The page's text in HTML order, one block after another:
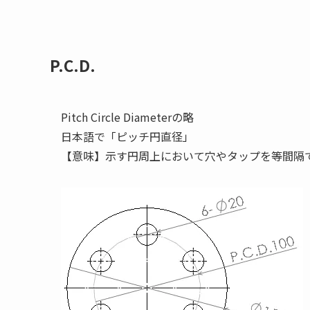
P.C.D.
Pitch Circle Diameterの略
日本語で「ピッチ円直径」
【意味】示す円周上において穴やタップを等間隔